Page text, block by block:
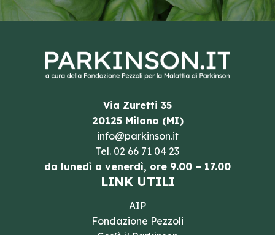
Via Zuretti 35
20125 Milano (MI)
info@parkinson.it
Tel. 02 66 71 04 23
da lunedì a venerdì, ore 9.00 – 17.00
LINK UTILI
AIP
Fondazione Pezzoli